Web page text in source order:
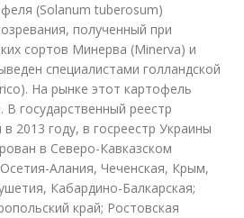
(Solanum tuberosum)
полученный при
сортов Минерва (Minerva) и
специалистами голландской
На рынке этот картофель
В государственный реестр
2013 году, в госреестр Украины
в Северо-Кавказском
Алания, Чеченская, Крым,
Кабардино-Балкарская;
край; Ростовская